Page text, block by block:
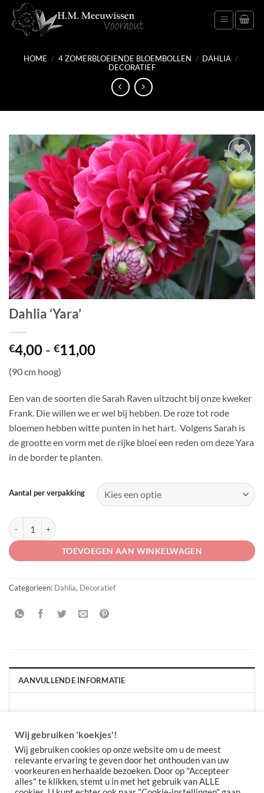
naar
inhoud
HOME / 4 ZOMERBLOEIENDE BLOEMBOLLEN / DAHLIA /
DECORATIEF
Toevoegen
aan
verlanglijst
Dahlia ‘Yara’
€4,00 - €11,00Prijsklasse:
€11,00
(90 cm hoog)
Een van de soorten die Sarah Raven uitzocht bij onze kweker
Frank. Die willen we er wel bij hebben. De roze tot rode
bloemen hebben witte punten in het hart. Volgens Sarah is
de grootte en vorm met de rijke bloei een reden om deze Yara
in de border te planten.
Aantal per verpakking
Dahlia 'Yara' aantal
TOEVOEGEN AAN WINKELWAGEN
Categorieën: Dahlia, Decoratief
AANVULLENDE INFORMATIE
Wij gebruiken 'koekjes'!
Wij gebruiken cookies op onze website om u de meest
relevante ervaring te geven door het onthouden van uw
voorkeuren en herhaalde bezoeken. Door op "Accepteer
alles" te klikken, stemt u in met het gebruik van ALLE